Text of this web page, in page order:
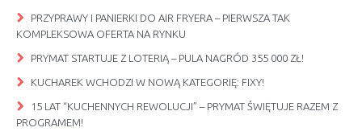
PRZYPRAWY I PANIERKI DO AIR FRYERA – PIERWSZA TAK
KOMPLEKSOWA OFERTA NA RYNKU
PRYMAT STARTUJE Z LOTERIĄ – PULA NAGRÓD 355 000 ZŁ!
KUCHAREK WCHODZI W NOWĄ KATEGORIĘ: FIXY!
15 LAT “KUCHENNYCH REWOLUCJI” – PRYMAT ŚWIĘTUJE RAZEM Z
PROGRAMEM!